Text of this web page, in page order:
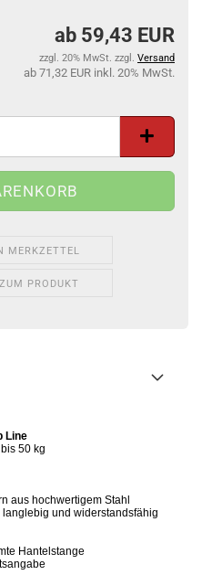
59,43 EUR
zzgl. 20% MwSt. zzgl. Versand
71,32 EUR inkl. 20% MwSt.
MERKZETTEL
PRODUKT
Line
50 kg
aus hochwertigem Stahl
und widerstandsfähig
Hantelstange